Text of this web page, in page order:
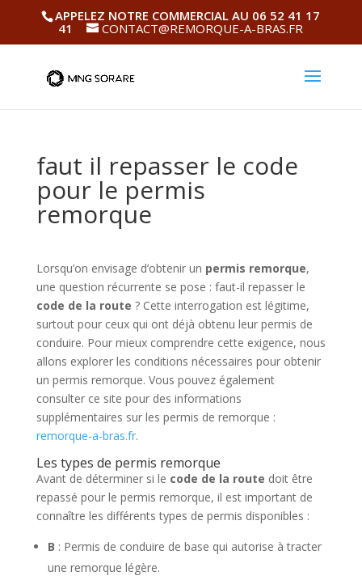
APPELEZ NOTRE COMMERCIAL AU 06 52 41 17
41
CONTACT@REMORQUE-A-BRAS.FR
faut il repasser le code
pour le permis
remorque
Lorsqu’on envisage d’obtenir un permis remorque,
une question récurrente se pose : faut-il repasser le
code de la route ? Cette interrogation est légitime,
surtout pour ceux qui ont déjà obtenu leur permis de
conduire. Pour mieux comprendre cette exigence, nous
allons explorer les conditions nécessaires pour obtenir
un permis remorque. Vous pouvez également
consulter ce site pour des informations
supplémentaires sur les permis de remorque :
remorque-a-bras.fr.
Les types de permis remorque
Avant de déterminer si le code de la route doit être
repassé pour le permis remorque, il est important de
connaître les différents types de permis disponibles :
B : Permis de conduire de base qui autorise à tracter
une remorque légère.